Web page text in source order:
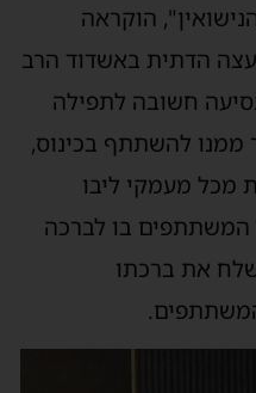
הוקראה
הדתית באשדוד הרב
חשובה לתפילה
ממנו להשתתף בכינוס,
מכל מעמקי ליבו
המשתתפים בו לברכה
את ברכתו